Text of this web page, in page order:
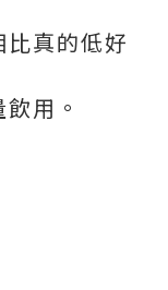
真的低好
用。